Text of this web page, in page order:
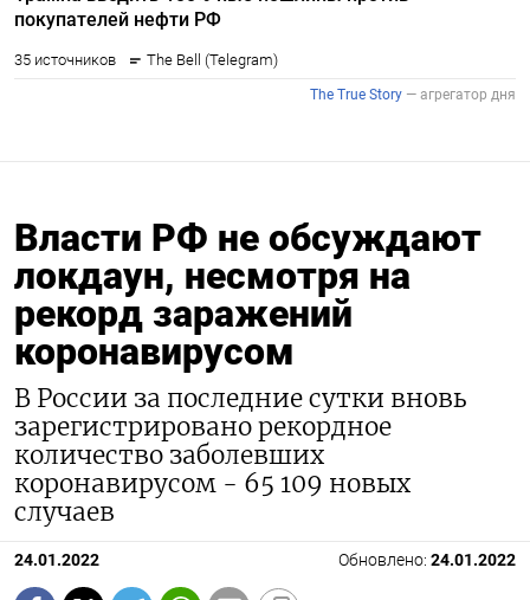
Власти РФ не обсуждают
локдаун, несмотря на
рекорд заражений
коронавирусом
В России за последние сутки вновь
зарегистрировано рекордное
количество заболевших
коронавирусом - 65 109 новых
случаев
24.01.2022 Обновлено: 24.01.2022